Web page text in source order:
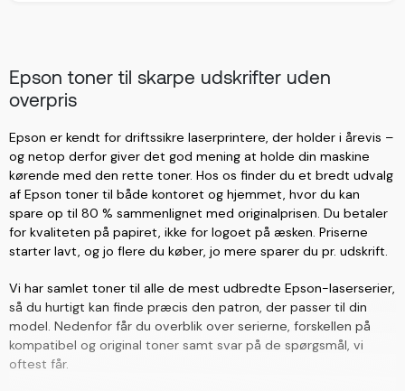
Epson toner til skarpe udskrifter uden
overpris
Epson er kendt for driftssikre laserprintere, der holder i årevis –
og netop derfor giver det god mening at holde din maskine
kørende med den rette toner. Hos os finder du et bredt udvalg
af Epson toner til både kontoret og hjemmet, hvor du kan
spare op til 80 % sammenlignet med originalprisen. Du betaler
for kvaliteten på papiret, ikke for logoet på æsken. Priserne
starter lavt, og jo flere du køber, jo mere sparer du pr. udskrift.
Vi har samlet toner til alle de mest udbredte Epson-laserserier,
så du hurtigt kan finde præcis den patron, der passer til din
model. Nedenfor får du overblik over serierne, forskellen på
kompatibel og original toner samt svar på de spørgsmål, vi
oftest får.